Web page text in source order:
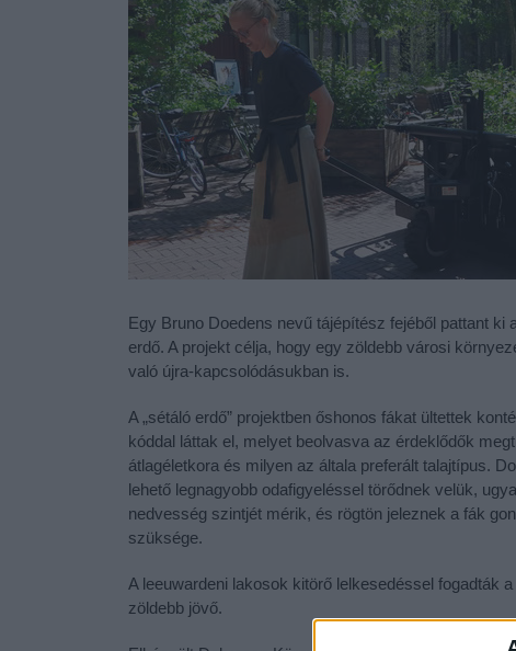
Egy Bruno Doedens nevű tájépítész fejéből pattant
erdő. A projekt célja, hogy egy zöldebb városi
való újra-kapcsolódásukban is.
A „sétáló erdő” projektben őshonos fákat ültettek
kóddal láttak el, melyet beolvasva az érdeklődők
átlagéletkora és milyen az általa preferált talajtípus.
lehető legnagyobb odafigyeléssel törődnek velük,
nedvesség szintjét mérik, és rögtön jeleznek a fák
szüksége.
A leeuwardeni lakosok kitörő lelkesedéssel fogadták
zöldebb jövő.